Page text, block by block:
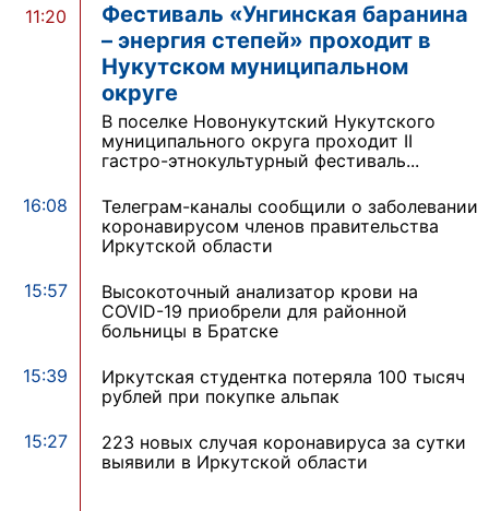
11:20
Фестиваль «Унгинская баранина
– энергия степей» проходит в
Нукутском муниципальном
округе
В поселке Новонукутский Нукутского
муниципального округа проходит II
гастро-этнокультурный фестиваль...
16:08
Телеграм-каналы сообщили о заболевании
коронавирусом членов правительства
Иркутской области
15:57
Высокоточный анализатор крови на
COVID-19 приобрели для районной
больницы в Братске
15:39
Иркутская студентка потеряла 100 тысяч
рублей при покупке альпак
15:27
223 новых случая коронавируса за сутки
выявили в Иркутской области